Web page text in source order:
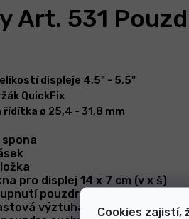
Cookies zajistí,
Art. 531
displeje 4,5" - 5,5"
QuickFix
ø 25,4 - 31,8 mm
pro displej 14 x 7 cm (v x š)
pouzdra na držák lze
výztuha